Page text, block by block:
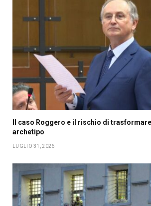
Il caso Roggero e il rischio di
archetipo
LUGLIO 31, 2026